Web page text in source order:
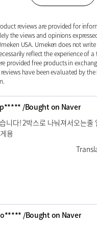
reviews are provided for
the views and opinions
USA. Umeken does not
reflect the experience of
provided free products in
have been evaluated by
/Bought on Naver
니다! 2박스로 나눠져서오는줄
용
/Bought on Naver